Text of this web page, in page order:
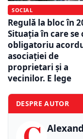
SOCIAL
Regulă la bloc în
Situația în care se
obligatoriu
asociației de
proprietari și a
vecinilor. E lege
DESPRE AUTOR